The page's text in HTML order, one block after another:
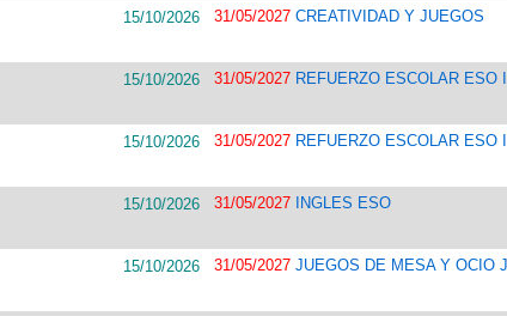
15/10/2026 31/05/2027 CREATIVIDAD Y JUEGOS
15/10/2026 31/05/2027 REFUERZO ESCOLAR ESO I
15/10/2026 31/05/2027 REFUERZO ESCOLAR ESO II
15/10/2026 31/05/2027 INGLES ESO
15/10/2026 31/05/2027 JUEGOS DE MESA Y OCIO